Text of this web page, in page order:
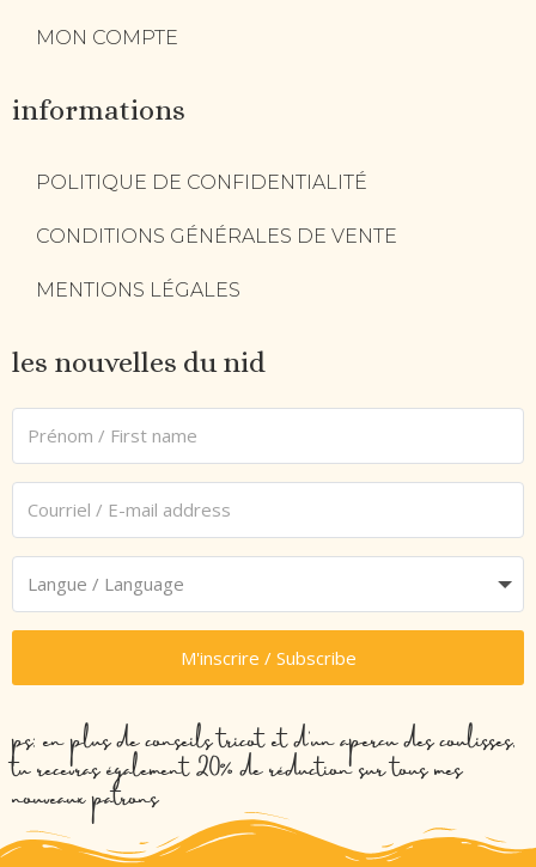
MON COMPTE
informations
POLITIQUE DE CONFIDENTIALITÉ
CONDITIONS GÉNÉRALES DE VENTE
MENTIONS LÉGALES
les nouvelles du nid
M'inscrire / Subscribe
ps: en plus de conseils tricot et d’un aperçu des coulisses,
tu recevras également 20% de réduction sur tous mes
nouveaux patrons